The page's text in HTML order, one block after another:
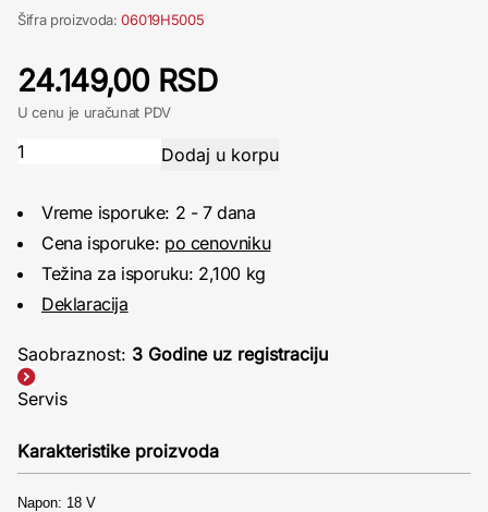
Šifra proizvoda:06019H5005
24.149,00 RSD
U cenu je uračunat PDV
Vreme isporuke: 2 - 7 dana
Cena isporuke: po cenovniku
Težina za isporuku: 2,100 kg
Deklaracija
Saobraznost: 3 Godine uz registraciju
Servis
Karakteristike proizvoda
Napon: 18 V